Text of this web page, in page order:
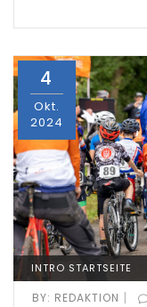
4
Okt.
2024
INTRO STARTSEITE
BY: REDAKTION |